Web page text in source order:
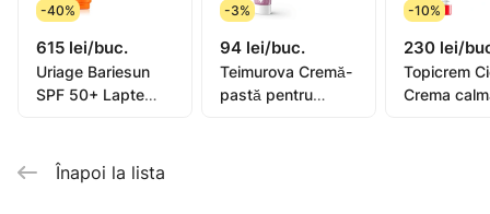
-40%
615 lei/buc.
Uriage Bariesun
SPF 50+ Lapte
-3%
94 lei/buc.
Teimurova Cremă-
pastă pentru
-10%
230 lei/
Topicrem
Crema
Înapoi la lista